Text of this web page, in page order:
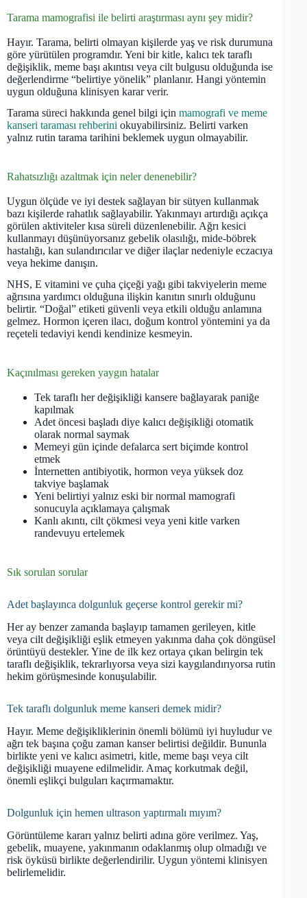
Tarama mamografisi ile belirti araştırması aynı şey midir?
Hayır. Tarama, belirti olmayan kişilerde yaş ve risk durumuna
göre yürütülen programdır. Yeni bir kitle, kalıcı tek taraflı
değişiklik, meme başı akıntısı veya cilt bulgusu olduğunda ise
değerlendirme “belirtiye yönelik” planlanır. Hangi yöntemin
uygun olduğuna klinisyen karar verir.
Tarama süreci hakkında genel bilgi için mamografi ve meme
kanseri taraması rehberini okuyabilirsiniz. Belirti varken
yalnız rutin tarama tarihini beklemek uygun olmayabilir.
Rahatsızlığı azaltmak için neler denenebilir?
Uygun ölçüde ve iyi destek sağlayan bir sütyen kullanmak
bazı kişilerde rahatlık sağlayabilir. Yakınmayı artırdığı açıkça
görülen aktiviteler kısa süreli düzenlenebilir. Ağrı kesici
kullanmayı düşünüyorsanız gebelik olasılığı, mide-böbrek
hastalığı, kan sulandırıcılar ve diğer ilaçlar nedeniyle eczacıya
veya hekime danışın.
NHS, E vitamini ve çuha çiçeği yağı gibi takviyelerin meme
ağrısına yardımcı olduğuna ilişkin kanıtın sınırlı olduğunu
belirtir. “Doğal” etiketi güvenli veya etkili olduğu anlamına
gelmez. Hormon içeren ilacı, doğum kontrol yöntemini ya da
reçeteli tedaviyi kendi kendinize kesmeyin.
Kaçınılması gereken yaygın hatalar
Tek taraflı her değişikliği kansere bağlayarak paniğe
kapılmak
Adet öncesi başladı diye kalıcı değişikliği otomatik
olarak normal saymak
Memeyi gün içinde defalarca sert biçimde kontrol
etmek
İnternetten antibiyotik, hormon veya yüksek doz
takviye başlamak
Yeni belirtiyi yalnız eski bir normal mamografi
sonucuyla açıklamaya çalışmak
Kanlı akıntı, cilt çökmesi veya yeni kitle varken
randevuyu ertelemek
Sık sorulan sorular
Adet başlayınca dolgunluk geçerse kontrol gerekir mi?
Her ay benzer zamanda başlayıp tamamen gerileyen, kitle
veya cilt değişikliği eşlik etmeyen yakınma daha çok döngüsel
örüntüyü destekler. Yine de ilk kez ortaya çıkan belirgin tek
taraflı değişiklik, tekrarlıyorsa veya sizi kaygılandırıyorsa rutin
hekim görüşmesinde konuşulabilir.
Tek taraflı dolgunluk meme kanseri demek midir?
Hayır. Meme değişikliklerinin önemli bölümü iyi huyludur ve
ağrı tek başına çoğu zaman kanser belirtisi değildir. Bununla
birlikte yeni ve kalıcı asimetri, kitle, meme başı veya cilt
değişikliği muayene edilmelidir. Amaç korkutmak değil,
önemli eşlikçi bulguları kaçırmamaktır.
Dolgunluk için hemen ultrason yaptırmalı mıyım?
Görüntüleme kararı yalnız belirti adına göre verilmez. Yaş,
gebelik, muayene, yakınmanın odaklanmış olup olmadığı ve
risk öyküsü birlikte değerlendirilir. Uygun yöntemi klinisyen
belirlemelidir.